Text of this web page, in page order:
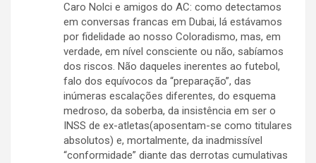
Caro Nolci e amigos do AC: como detectamos
em conversas francas em Dubai, lá estávamos
por fidelidade ao nosso Coloradismo, mas, em
verdade, em nível consciente ou não, sabíamos
dos riscos. Não daqueles inerentes ao futebol,
falo dos equívocos da “preparação”, das
inúmeras escalações diferentes, do esquema
medroso, da soberba, da insistência em ser o
INSS de ex-atletas(aposentam-se como titulares
absolutos) e, mortalmente, da inadmissível
“conformidade” diante das derrotas cumulativas